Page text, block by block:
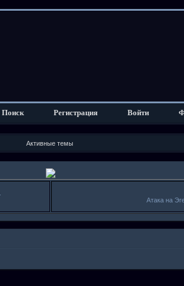
Поиск Регистрация Войти
Активные темы
Атака на